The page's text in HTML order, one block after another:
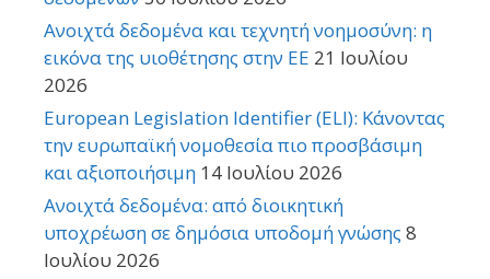
Ανοιχτά δεδομένα και τεχνητή νοημοσύνη: η
εικόνα της υιοθέτησης στην ΕΕ 21 Ιουλίου
2026
European Legislation Identifier (ELI): Κάνοντας
την ευρωπαϊκή νομοθεσία πιο προσβάσιμη
και αξιοποιήσιμη 14 Ιουλίου 2026
Ανοιχτά δεδομένα: από διοικητική
υποχρέωση σε δημόσια υποδομή γνώσης 8
Ιουλίου 2026